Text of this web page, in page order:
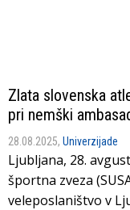
Zlata slovenska
pri nemški
28.08.2025, Univerzijade
Ljubljana, 28.
športna zveza
veleposlaništvo v